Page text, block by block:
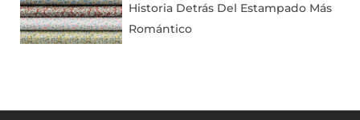
Historia Detrás Del Estampado Más
Romántico